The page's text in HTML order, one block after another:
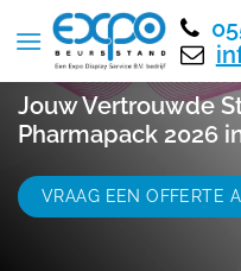
Jouw Vertrouwde
Pharmapack 2026
VRAAG EEN OFFERTE